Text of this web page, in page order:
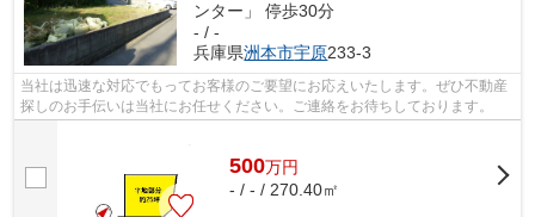
ンター」 停歩30分
- / -
兵庫県洲本市宇原233-3
当社は迅速な対応でもってお客様のご要望にお応えいたします。ぜひ不動産
探しのお手伝いは当社にお任せください。ご連絡をお待ちしております。
500万円
- / - / 270.40㎡